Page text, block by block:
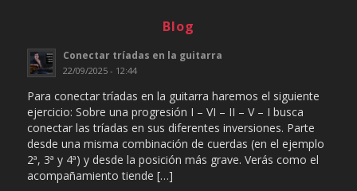
Blog
Conectar tríadas en la guitarra
22/09/2025 - 12:44
Para conectar tríadas en la guitarra haremos el siguiente
ejercicio: Sobre una progresión I – VI – II – V – I busca
conectar las tríadas en sus diferentes inversiones. Parte
desde una misma combinación de cuerdas (en el ejemplo
2ª, 3ª y 4ª) y desde la posición más grave. Verás como el
acompañamiento tiende […]